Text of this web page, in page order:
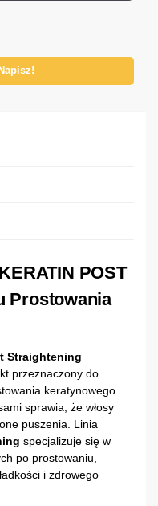
POST
Prostowania
Straightening
przeznaczony do
keratynowego.
sprawia, że włosy
puszenia. Linia
specjalizuje się w
po prostowaniu,
i zdrowego